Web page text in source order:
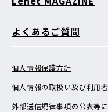
よくあるご質問
個人情報保護方針
個人情報の取扱い及び利用
外部送信規律事項の公表等